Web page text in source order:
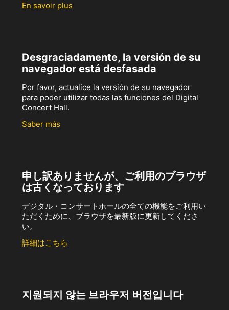
En savoir plus
Desgraciadamente, la versión de su
navegador está desfasada
Por favor, actualice la versión de su navegador
para poder utilizar todas las funciones del Digital
Concert Hall.
Saber más
申し訳ありませんが、ご利用のブラウザ
は古くなっております
デジタル・コンサートホールの全ての機能をご利用い
ただくために、ブラウザを最新版に更新してくださ
い。
詳細はこちら
지원되지 않는 브라우저 버전입니다